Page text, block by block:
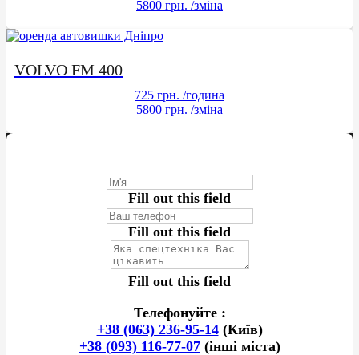
5800 грн. /зміна
VOLVO FM 400
725 грн. /година
5800 грн. /зміна
Fill out this field
Fill out this field
Fill out this field
Телефонуйте :
+38 (063) 236-95-14(Київ)
+38 (093) 116-77-07(інші міста)